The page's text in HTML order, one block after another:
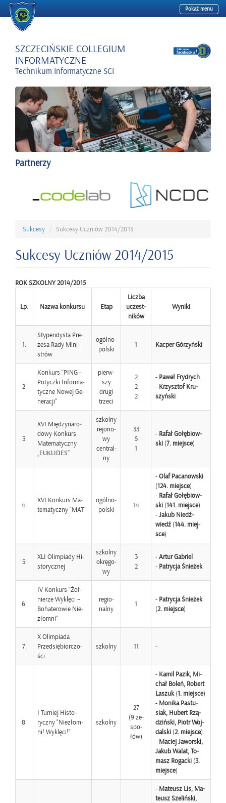
Przejdź
Pokaż menu
SZCZECIŃSKIE COLLEGIUM
INFORMATYCZNE
Technikum Informatyczne SCI
Partnerzy
Suk­ce­sy Suk­ce­sy Uczniów 2014/2015
Suk­ce­sy Uczniów 2014/2015
ROK SZKOL­NY 2014/2015
Lp. Nazwa kon­kur­su Etap
Licz­ba
uczest­
ni­ków
Wy­ni­ki
1.
Sty­pen­dy­sta Pre­
ze­sa Rady Mi­ni­
strów
ogól­no­
pol­ski
1 Kac­per Gó­rzyń­ski
2.
Kon­kurs "PING -
Po­tycz­ki In­for­ma­
tycz­ne Nowej Ge­
ne­ra­cji"
pierw­
szy
drugi
trze­ci
2
2
2
- Paweł Fry­drych
- Krzysz­tof Kru­
szyń­ski
3.
XVI Mię­dzy­na­ro­
do­wy Kon­kurs
Ma­te­ma­tycz­ny
„EU­KLI­DES”
szkol­ny
re­jo­no­
wy
cen­tral­
ny
33
5
1
- Rafał Go­łę­biow­
ski (7. miej­sce)
4.
XVI Kon­kurs Ma­
te­ma­tycz­ny "MAT"
ogól­no­
pol­ski
14
-Olaf Pa­ca­now­ski
(124. miej­sce)
- Rafał Go­łę­biow­
ski (141. miej­sce)
-Jakub Niedź­
wiedź (144. miej­
sce)
5.
XLI Olim­pia­dy Hi­
sto­rycz­nej
szkol­ny
okrę­go­
wy
3
2
-Artur Ga­briel
- Pa­try­cja Śnie­żek
6.
IV Kon­kurs "Żoł­
nie­rze Wy­klę­ci –
Bo­ha­te­ro­wie Nie­
złom­ni"
re­gio­
nal­ny
1
- Pa­try­cja Śnie­żek
(2. miej­sce)
7.
X Olim­pia­da
Przed­się­bior­czo­
ści
szkol­ny 11 -
8.
I Tur­niej Hi­sto­
rycz­ny "Nie­złom­
ni! Wy­klę­ci!"
szkol­ny
27
(9 ze­
spo­
łów)
- Kamil Pazik, Mi­
chał Boleń, Ro­bert
La­szuk(1. miej­sce)
- Mo­ni­ka Pa­stu­
siak, Hu­bert Rzą­
dziń­ski, Piotr Woj­
dal­ski (2. miej­sce)
- Ma­ciej Ja­wor­ski,
Jakub Walat, To­
masz Ro­gac­ki (3.
miej­sce)
- Ma­te­usz Lis, Ma­
te­usz Sze­liń­ski,